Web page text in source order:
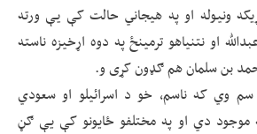
ونیوله او په هیجاني حالت کې يې ورته
او نتنیاهو ترمینځ په دوه اړخیزه ناسته
بن سلمان هم ګډون کړی و.
سم وي که ناسم، خو د اسرائیلو او سعودي
موجود دي او په مختلفو ځایونو کې یې ګڼ